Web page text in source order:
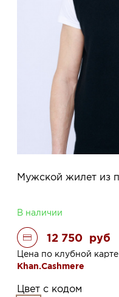
Мужской жилет из
В наличии
12 750 руб
Цена по клубной карте
Khan.Cashmere
Цвет с кодом